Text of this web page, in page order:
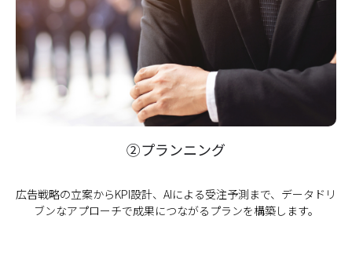
②プランニング
広告戦略の立案からKPI設計、AIによる受注予測まで、データドリ
ブンなアプローチで成果につながるプランを構築します。